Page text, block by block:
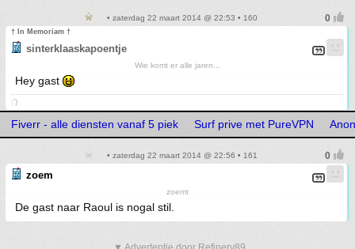
• zaterdag 22 maart 2014 @ 22:53 • 160
† In Memoriam †
sinterklaaskapoentje
Wie komt er alle jaren...
Hey gast
:')
Fiverr - alle diensten vanaf 5 piek Surf prive met PureVPN
• zaterdag 22 maart 2014 @ 22:56 • 161
zoem
zoemt
De gast naar Raoul is nogal stil.